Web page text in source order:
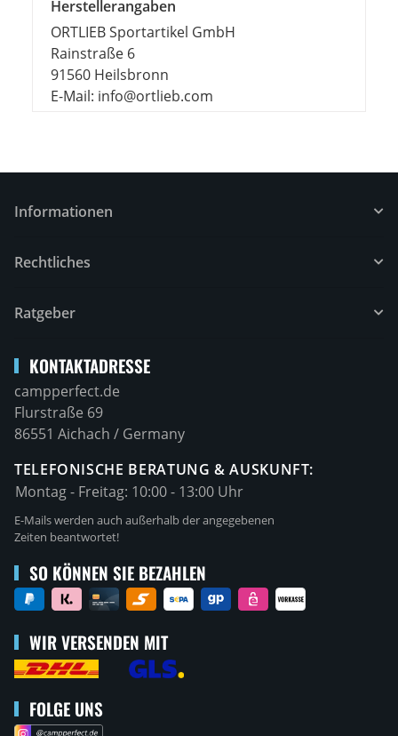
Herstellerangaben
ORTLIEB Sportartikel GmbH
Rainstraße 6
91560 Heilsbronn
E-Mail: info@ortlieb.com
Informationen
Rechtliches
Ratgeber
KONTAKTADRESSE
campperfect.de
Flurstraße 69
86551 Aichach / Germany
TELEFONISCHE BERATUNG & AUSKUNFT:
Montag - Freitag: 10:00 - 13:00 Uhr
E-Mails werden auch außerhalb der angegebenen
Zeiten beantwortet!
SO KÖNNEN SIE BEZAHLEN
WIR VERSENDEN MIT
FOLGE UNS